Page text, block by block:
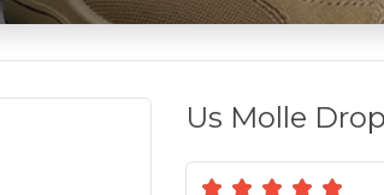
Us Molle